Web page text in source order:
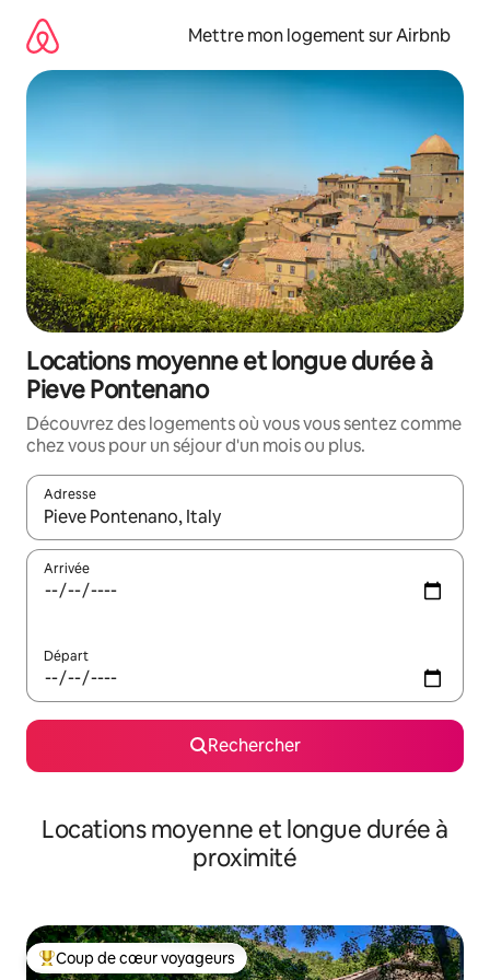
directement
contenu
Mettre mon logement sur Airbnb
Locations moyenne et longue durée à
Pieve Pontenano
Découvrez des logements où vous vous sentez comme
chez vous pour un séjour d'un mois ou plus.
Adresse
Lorsque les résultats s'affichent, utilisez les flèches vers le
Arrivée
Départ
Rechercher
Locations moyenne et longue durée à
proximité
Coups de cœur voyageurs les plus appréciés
Coup de cœur voyageurs